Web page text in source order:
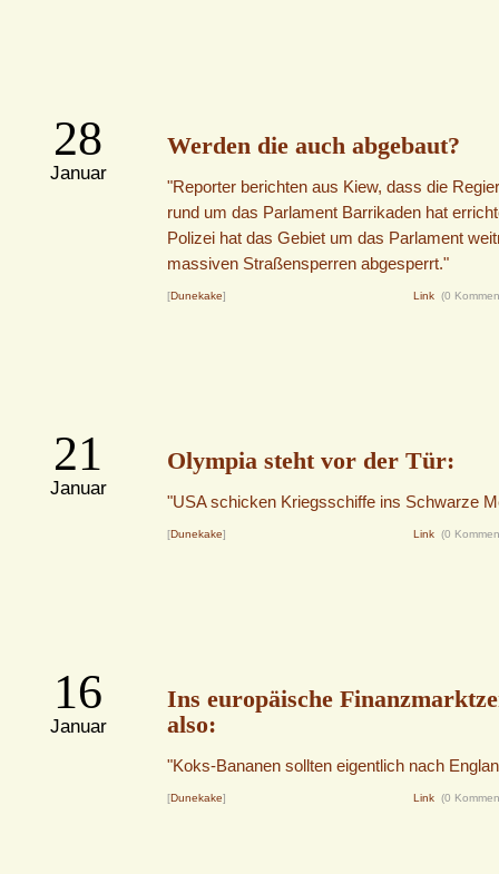
28
Januar
Werden die auch abgebaut?
"Reporter berichten aus Kiew, dass die
rund um das Parlament Barrikaden hat
Polizei hat das Gebiet um das Parlament
massiven Straßensperren abgesperrt."
[Dunekake] Link (0
21
Januar
Olympia steht vor der Tür:
"USA schicken Kriegsschiffe ins Schwarze
[Dunekake] Link (0
16
Januar
Ins europäische
also:
"Koks-Bananen sollten eigentlich nach
[Dunekake] Link (0